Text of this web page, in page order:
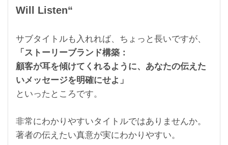
Will Listen“
サブタイトルも入れれば、ちょっと長いですが、
「ストーリーブランド構築：
顧客が耳を傾けてくれるように、あなたの伝えた
いメッセージを明確にせよ 」
といったところです。
非常にわかりやすいタイトルではありませんか。
著者の伝えたい真意が実にわかりやすい。